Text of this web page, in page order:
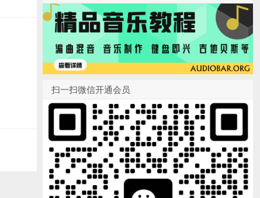
扫一扫微信开通会员